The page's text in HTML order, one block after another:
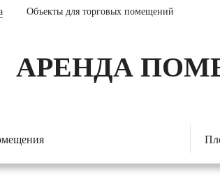
Объекты для торговых помещений
АРЕНДА
От